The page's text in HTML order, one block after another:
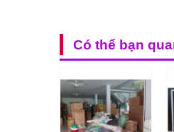
Có thể bạn